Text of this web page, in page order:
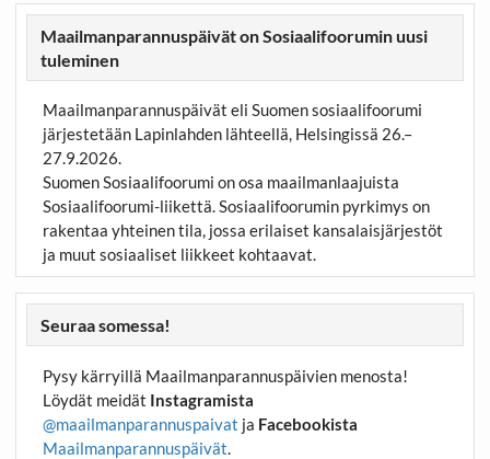
Maailmanparannuspäivät on Sosiaalifoorumin uusi
tuleminen
Maailmanparannuspäivät eli Suomen sosiaalifoorumi
järjestetään Lapinlahden lähteellä, Helsingissä 26.–
27.9.2026.
Suomen Sosiaalifoorumi on osa maailmanlaajuista
Sosiaalifoorumi-liikettä. Sosiaalifoorumin pyrkimys on
rakentaa yhteinen tila, jossa erilaiset kansalaisjärjestöt
ja muut sosiaaliset liikkeet kohtaavat.
Seuraa somessa!
Pysy kärryillä Maailmanparannuspäivien menosta!
Löydät meidät Instagramista
@maailmanparannuspaivat ja Facebookista
Maailmanparannuspäivät